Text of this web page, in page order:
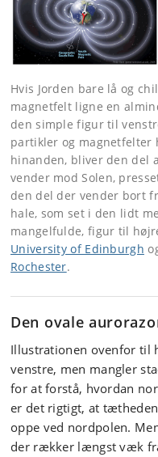
Hvis Jorden bare lå og
magnetfelt ligne en
den simple figur til
partikler og magnetfelter
hinanden, bliver den del
vender mod Solen,
den del der vender bort
hale, som set i den lidt
mangelfulde, figur til
University of Edinburgh
Rochester.
Den ovale
Illustrationen ovenfor til
venstre, men mangler
for at forstå, hvordan
er det rigtigt, at
oppe ved nordpolen.
der rækker længst væk